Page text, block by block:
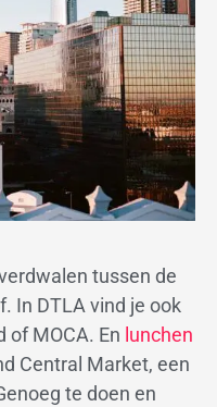
tussen de
In DTLA vind je ook
of MOCA. En lunchen
Central Market, een
te doen en